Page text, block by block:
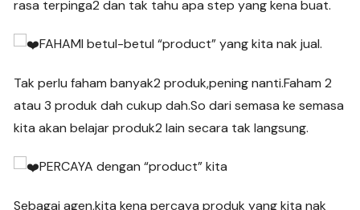
rasa terpinga2 dan tak tahu apa step yang kena buat.
FAHAMI betul-betul “product” yang kita nak jual.
Tak perlu faham banyak2 produk,pening nanti.Faham 2
atau 3 produk dah cukup dah.So dari semasa ke semasa
kita akan belajar produk2 lain secara tak langsung.
PERCAYA dengan “product” kita
Sebagai agen,kita kena percaya produk yang kita nak